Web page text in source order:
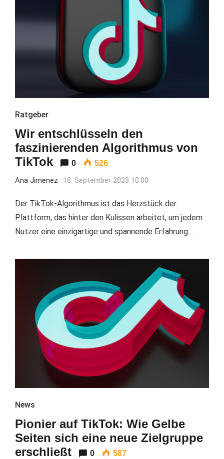
Ratgeber
Wir entschlüsseln den
faszinierenden Algorithmus von
TikTok
0 526
Ana Jimenez 18. September 2023 10:00
Der TikTok-Algorithmus ist das Herzstück der
Plattform, das hinter den Kulissen arbeitet, um jedem
Nutzer eine einzigartige und spannende Erfahrung …
News
Pionier auf TikTok: Wie Gelbe
Seiten sich eine neue Zielgruppe
erschließt
0 587